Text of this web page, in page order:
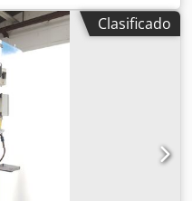
hacia abajo + hacia
de garganta 90
290 rpm - Conexión
6 bar - Interruptor
400 V / 0,75 kW -
Al 2250 x P 800 mm -
Clasificado